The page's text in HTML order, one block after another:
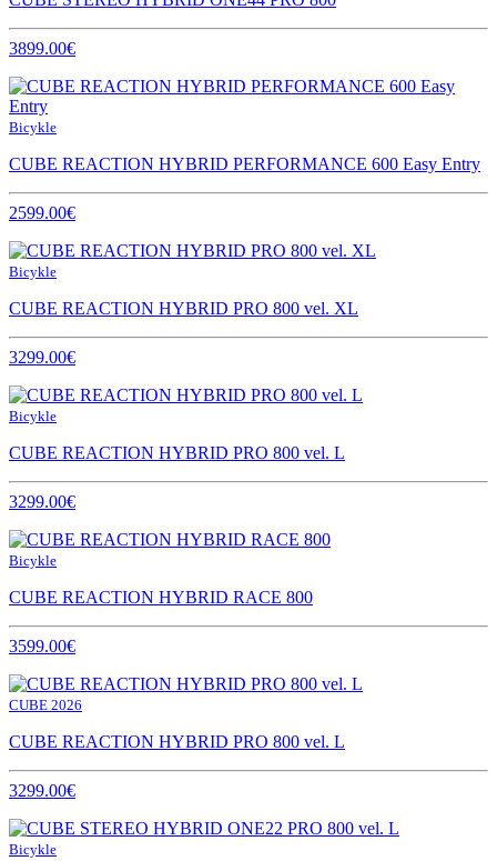
3899.00€
Bicykle
CUBE REACTION HYBRID PERFORMANCE 600 Easy Entry
2599.00€
Bicykle
CUBE REACTION HYBRID PRO 800 vel. XL
3299.00€
Bicykle
CUBE REACTION HYBRID PRO 800 vel. L
3299.00€
Bicykle
CUBE REACTION HYBRID RACE 800
3599.00€
CUBE 2026
CUBE REACTION HYBRID PRO 800 vel. L
3299.00€
Bicykle